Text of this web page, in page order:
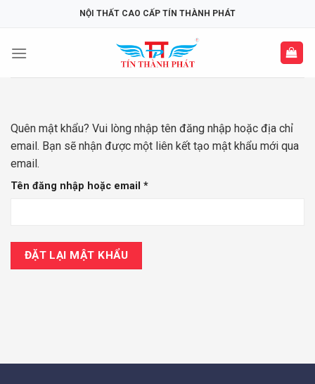
NỘI THẤT CAO CẤP TÍN THÀNH PHÁT
Quên mật khẩu? Vui lòng nhập tên đăng nhập hoặc địa chỉ
email. Bạn sẽ nhận được một liên kết tạo mật khẩu mới qua
email.
Tên đăng nhập hoặc email *Bắt
ĐẶT LẠI MẬT KHẨU